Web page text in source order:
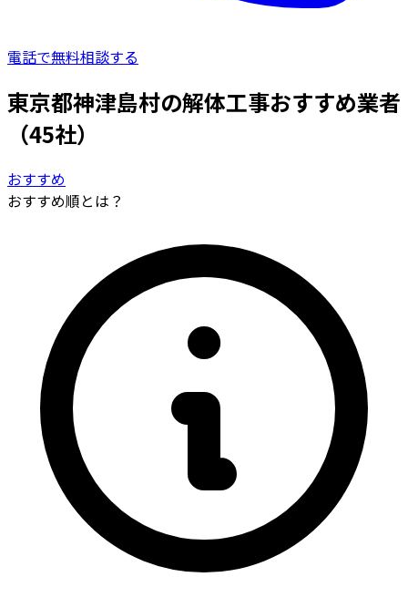
電話で無料相談する
東京都神津島村の解体工事おすすめ業者
（45社）
おすすめ
おすすめ順とは？